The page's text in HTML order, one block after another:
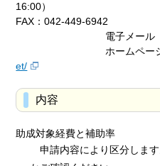
16:00）
FAX：042-449-6942
電子メール ：
ホームページ
et/
内容
助成対象経費と補助率
申請内容により区分しま